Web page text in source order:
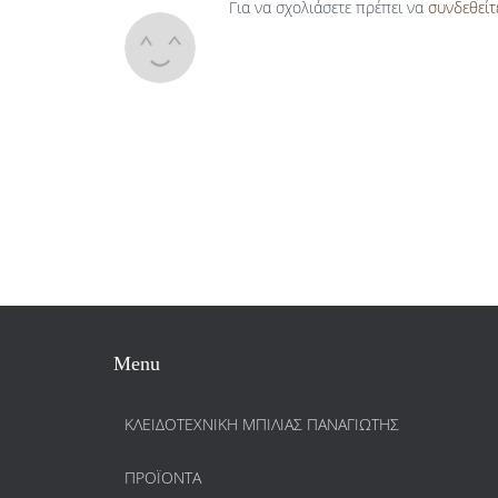
Για να σχολιάσετε πρέπει να
Menu
ΚΛΕΙΔΟΤΕΧΝΙΚΗ ΜΠΙΛΙΑΣ ΠΑΝΑΓΙΩΤΗΣ
ΠΡΟΪΌΝΤΑ